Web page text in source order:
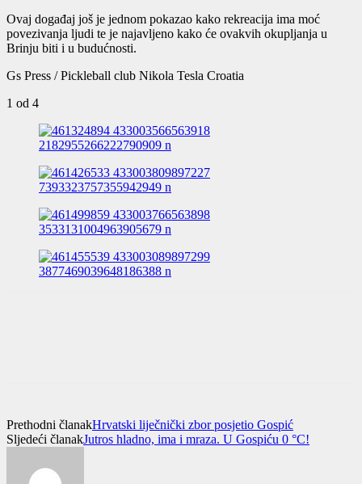
Ovaj događaj još je jednom pokazao kako rekreacija ima moć
povezivanja ljudi te je najavljeno kako će ovakvih okupljanja u
Brinju biti i u budućnosti.
Gs Press / Pickleball club Nikola Tesla Croatia
1 od 4
Prethodni članakHrvatski liječnički zbor posjetio Gospić
Sljedeći članakJutros hladno, ima i mraza. U Gospiću 0 °C!